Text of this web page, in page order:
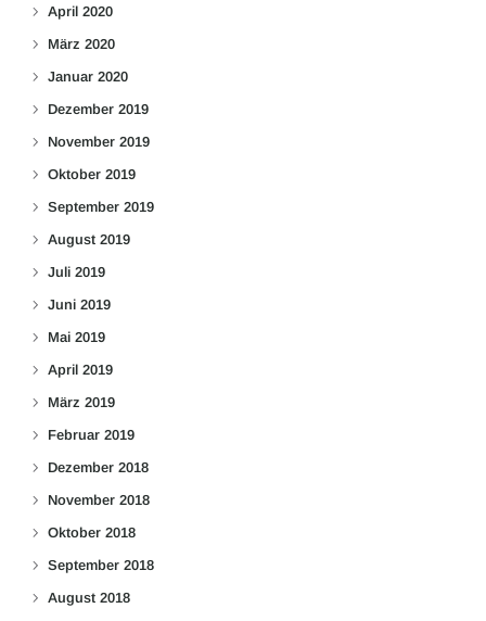
April 2020
März 2020
Januar 2020
Dezember 2019
November 2019
Oktober 2019
September 2019
August 2019
Juli 2019
Juni 2019
Mai 2019
April 2019
März 2019
Februar 2019
Dezember 2018
November 2018
Oktober 2018
September 2018
August 2018